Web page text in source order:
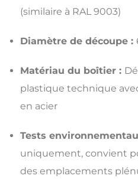
(similaire à RAL 9003)
Diamètre de découpe :
Matériau du boîtier :
plastique technique
en acier
Tests
uniquement, convient
des emplacements